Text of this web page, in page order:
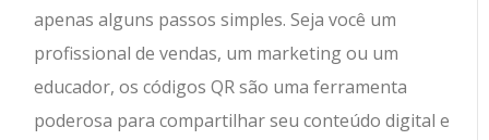
apenas alguns passos simples. Seja você um
profissional de vendas, um marketing ou um
educador, os códigos QR são uma ferramenta
poderosa para compartilhar seu conteúdo digital e